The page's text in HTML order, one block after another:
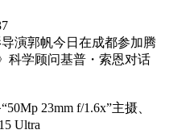
演郭帆今日在成都参加腾
科学顾问基普・索恩对话
23mm f/1.6x”主摄、
Ultra